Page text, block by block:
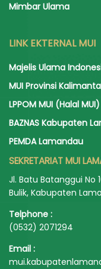
Mimbar Ulama
LINK EKTERNAL MUI
Majelis Ulama
MUI Provinsi
LPPOM MUI (Halal MUI)
BAZNAS Kabupaten
PEMDA Lamandau
SEKRETARIAT MUI
Jl. Batu Batanggui No
Bulik, Kabupaten
Telphone :
(0532) 2071294
Email :